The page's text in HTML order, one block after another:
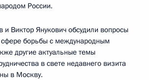
России.
Виктор Янукович обсудили вопросы
сфере борьбы с международным
другие актуальные темы
в свете недавнего визита
в Москву.